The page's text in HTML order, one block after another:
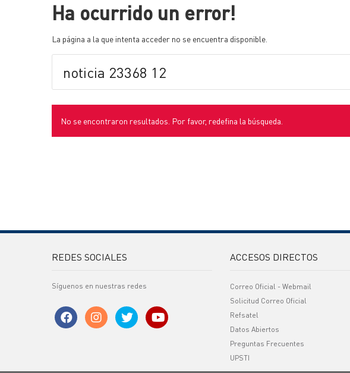
Ha ocurrido un error!
La página a la que intenta acceder no se encuentra disponible.
No se encontraron resultados. Por favor, redefina la búsqueda.
REDES SOCIALES
Síguenos en nuestras redes
ACCESOS DIRECTOS
Correo Oficial - Webmail
Solicitud Correo Oficial
Refsatel
Datos Abiertos
Preguntas Frecuentes
UPSTI